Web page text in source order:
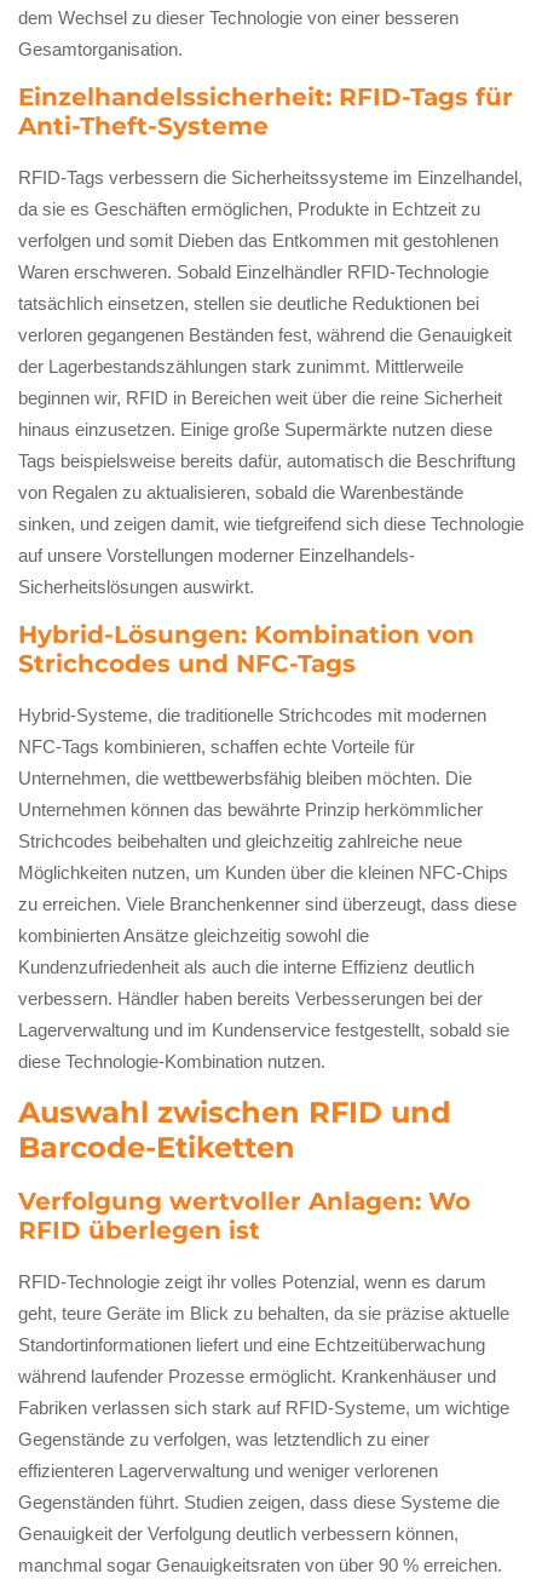
dem Wechsel zu dieser Technologie von einer besseren
Gesamtorganisation.
Einzelhandelssicherheit: RFID-Tags für
Anti-Theft-Systeme
RFID-Tags verbessern die Sicherheitssysteme im Einzelhandel,
da sie es Geschäften ermöglichen, Produkte in Echtzeit zu
verfolgen und somit Dieben das Entkommen mit gestohlenen
Waren erschweren. Sobald Einzelhändler RFID-Technologie
tatsächlich einsetzen, stellen sie deutliche Reduktionen bei
verloren gegangenen Beständen fest, während die Genauigkeit
der Lagerbestandszählungen stark zunimmt. Mittlerweile
beginnen wir, RFID in Bereichen weit über die reine Sicherheit
hinaus einzusetzen. Einige große Supermärkte nutzen diese
Tags beispielsweise bereits dafür, automatisch die Beschriftung
von Regalen zu aktualisieren, sobald die Warenbestände
sinken, und zeigen damit, wie tiefgreifend sich diese Technologie
auf unsere Vorstellungen moderner Einzelhandels-
Sicherheitslösungen auswirkt.
Hybrid-Lösungen: Kombination von
Strichcodes und NFC-Tags
Hybrid-Systeme, die traditionelle Strichcodes mit modernen
NFC-Tags kombinieren, schaffen echte Vorteile für
Unternehmen, die wettbewerbsfähig bleiben möchten. Die
Unternehmen können das bewährte Prinzip herkömmlicher
Strichcodes beibehalten und gleichzeitig zahlreiche neue
Möglichkeiten nutzen, um Kunden über die kleinen NFC-Chips
zu erreichen. Viele Branchenkenner sind überzeugt, dass diese
kombinierten Ansätze gleichzeitig sowohl die
Kundenzufriedenheit als auch die interne Effizienz deutlich
verbessern. Händler haben bereits Verbesserungen bei der
Lagerverwaltung und im Kundenservice festgestellt, sobald sie
diese Technologie-Kombination nutzen.
Auswahl zwischen RFID und
Barcode-Etiketten
Verfolgung wertvoller Anlagen: Wo
RFID überlegen ist
RFID-Technologie zeigt ihr volles Potenzial, wenn es darum
geht, teure Geräte im Blick zu behalten, da sie präzise aktuelle
Standortinformationen liefert und eine Echtzeitüberwachung
während laufender Prozesse ermöglicht. Krankenhäuser und
Fabriken verlassen sich stark auf RFID-Systeme, um wichtige
Gegenstände zu verfolgen, was letztendlich zu einer
effizienteren Lagerverwaltung und weniger verlorenen
Gegenständen führt. Studien zeigen, dass diese Systeme die
Genauigkeit der Verfolgung deutlich verbessern können,
manchmal sogar Genauigkeitsraten von über 90 % erreichen.